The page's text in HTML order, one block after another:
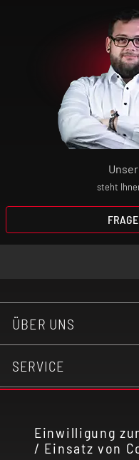
Einwilligung
/ Einsatz von
steht
ÜBER UNS
SERVICE
RECHTLICHES